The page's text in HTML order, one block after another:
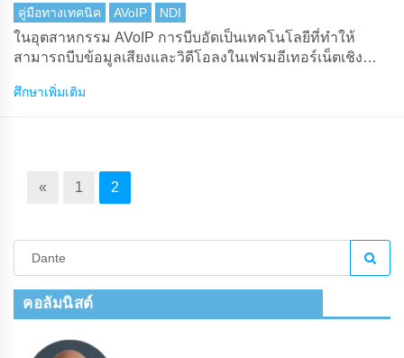
คู่มือทางเทคนิค AVoIP NDI
ในอุตสาหกรรม AVoIP การบีบอัดเป็นเทคโนโลยีที่ทําให้
สามารถบีบข้อมูลเสียงและวิดีโอลงในเฟรมอีเทอร์เน็ตเชิง
เทคโนโลยีเครือข่ายและความก้าวหน้าของอัลกอริธึมการบี
ศึกษาเพิ่มเติม
« 1 2
คอลัมนิสต์